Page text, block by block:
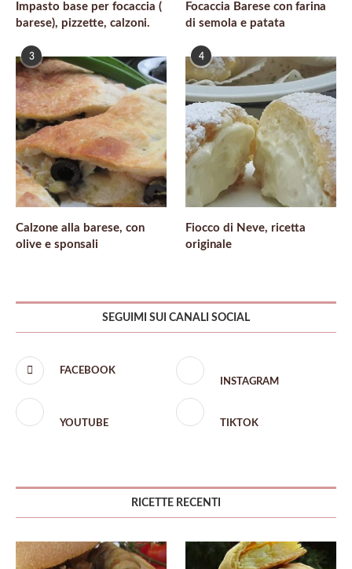
Impasto base per focaccia (
barese), pizzette, calzoni.
Focaccia Barese con farina
di semola e patata
3
Calzone alla barese, con
olive e sponsali
4
Fiocco di Neve, ricetta
originale
SEGUIMI SUI CANALI SOCIAL
FACEBOOK
INSTAGRAM
YOUTUBE TIKTOK
RICETTE RECENTI